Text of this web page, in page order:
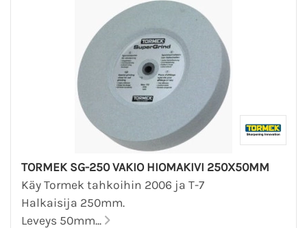
TORMEK SG-250 VAKIO HIOMAKIVI 250X50MM
Käy Tormek tahkoihin 2006 ja T-7
Halkaisija 250mm.
Leveys 50mm...